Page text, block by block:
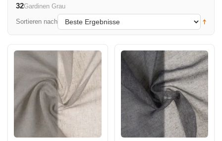
32Gardinen Grau
Sortieren nach